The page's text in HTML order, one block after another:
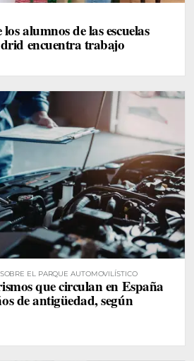
alumnos de las escuelas
encuentra trabajo
EL PARQUE AUTOMOVILÍSTICO
que circulan en España
de antigüedad, según